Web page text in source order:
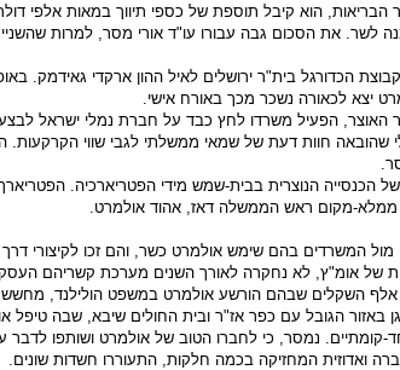
הבריאות, הוא קיבל תוספת של כספי תיווך במאות אלפי
לשר. את הסכום גבה עבורו עו"ד אורי מסר, למרות
הכדורגל בית"ר ירושלים לאיל ההון ארקדי
יצא לכאורה נשכר מכך באורח אישי.
האוצר, הפעיל משרדו לחץ כבד על חברת נמלי ישראל
חוות דעת של שמאי ממשלתי לגבי שווי הקרקעות.
הכנסייה הנוצרית בבית-שמש מידי הפטריארכיה.
ממלא-מקום ראש הממשלה דאז, אהוד אולמרט.
מול המשרדים בהם שימש אולמרט כשר, והם זכו לקיצורי
של אומ"ץ, לא נחקרה לאורך השנים מערכת קשריהם
הגובל עם כפר אז"ר ובית החולים שיבא, שבה טיפל
קומתיים. נמסר, כי לחברו הטוב של אולמרט ושותפו
ואדוזית המחזיקה בכמה חלקות, התעוררו חשדות שונים.